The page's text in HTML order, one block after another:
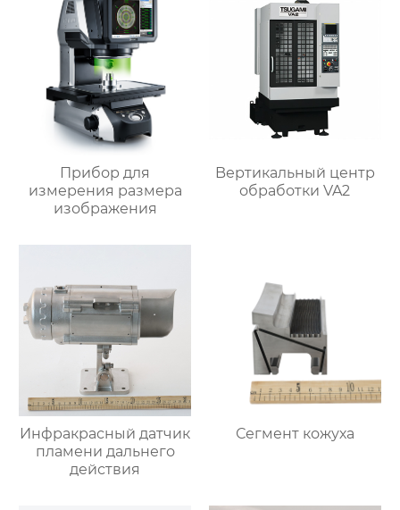
Прибор для
измерения размера
изображения
Bертикальный центр
обработки VA2
Инфракрасный датчик
пламени дальнего
действия
Сегмент кожуха